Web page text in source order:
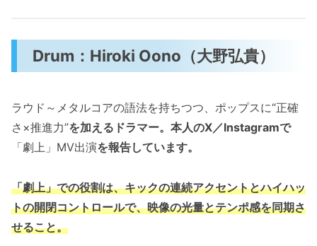
Drum：Hiroki Oono（大野弘貴）
ラウド～メタルコアの語法を持ちつつ、ポップスに“正確
さ×推進力”を加えるドラマー。本人のX／Instagramで
「劇上」MV出演を報告しています。
「劇上」での役割は、キックの連続アクセントとハイハッ
トの開閉コントロールで、映像の光量とテンポ感を同期さ
せること。